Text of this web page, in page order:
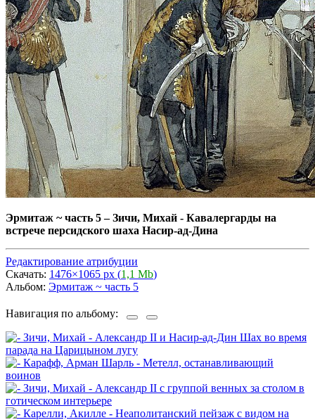
Эрмитаж ~ часть 5–Зичи, Михай - Кавалергарды на
встрече персидского шаха Насир-ад-Дина
Редактирование атрибуции
Скачать: 1476×1065 px (1,1 Mb)
Альбом: Эрмитаж ~ часть 5
Навигация по альбому: